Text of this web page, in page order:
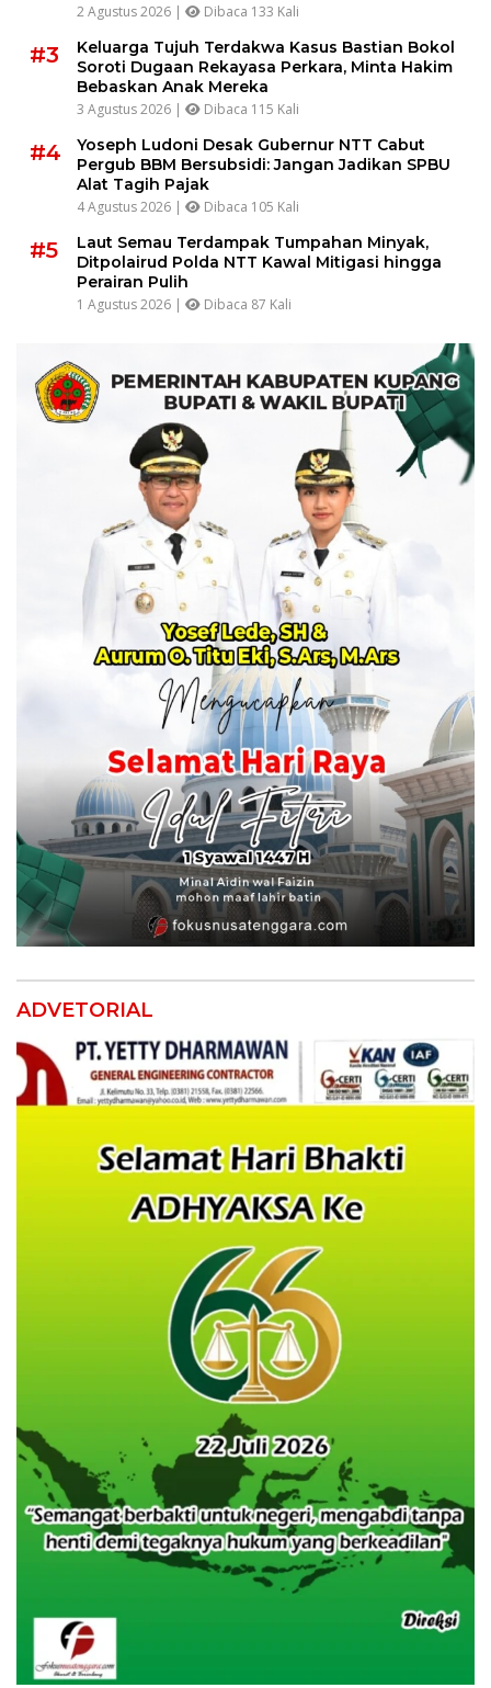
2 Agustus 2026 | Dibaca 133 Kali
#3
Keluarga Tujuh Terdakwa Kasus Bastian Bokol
Soroti Dugaan Rekayasa Perkara, Minta Hakim
Bebaskan Anak Mereka
3 Agustus 2026 | Dibaca 115 Kali
#4
Yoseph Ludoni Desak Gubernur NTT Cabut
Pergub BBM Bersubsidi: Jangan Jadikan SPBU
Alat Tagih Pajak
4 Agustus 2026 | Dibaca 105 Kali
#5
Laut Semau Terdampak Tumpahan Minyak,
Ditpolairud Polda NTT Kawal Mitigasi hingga
Perairan Pulih
1 Agustus 2026 | Dibaca 87 Kali
ADVETORIAL